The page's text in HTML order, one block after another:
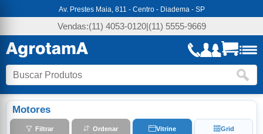
Av. Prestes Maia, 811 - Centro - Diadema - SP
Vendas:(11) 4053-0120|(11) 5555-9669
Motores
Filtrar Ordenar Vitrine Grid